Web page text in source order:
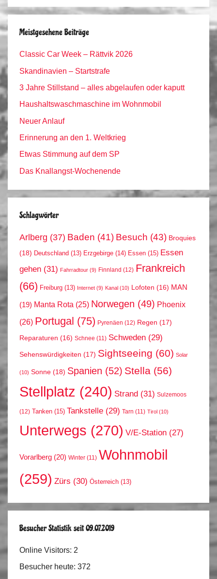
Meistgesehene Beiträge
Classic Car Week – Rättvik 2026
Skandinavien – Startstrafe
3 Jahre Stillstand – alles abgelaufen oder kaputt
Haushaltswaschmaschine im Wohnmobil
Neuer Anlauf
Erinnerung an den 1. Weltkrieg
Etwas Stimmung auf dem SP
Das Knallangst-Wochenende
Schlagwörter
Arlberg (37) Baden (41) Besuch (43) Broquies
(18) Deutschland (13) Erzgebirge (14) Essen (15) Essen
gehen (31) Fahrradtour (9) Finnland (12) Frankreich
(66) Freiburg (13) Internet (9) Kanal (10) Lofoten (16) MAN
(19) Manta Rota (25) Norwegen (49) Phoenix
(26) Portugal (75) Pyrenäen (12) Regen (17)
Reparaturen (16) Schnee (11) Schweden (29)
Sehenswürdigkeiten (17) Sightseeing (60) Solar
(10) Sonne (18) Spanien (52) Stella (56)
Stellplatz (240) Strand (31) Sulzemoos
(12) Tanken (15) Tankstelle (29) Tarn (11) Tirol (10)
Unterwegs (270) V/E-Station (27)
Vorarlberg (20) Winter (11) Wohnmobil
(259) Zürs (30) Österreich (13)
Besucher Statistik seit 09.07.2019
Online Visitors: 2
Besucher heute: 372